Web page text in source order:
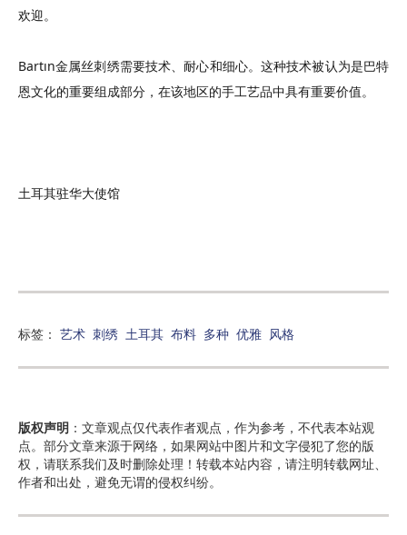
欢迎。
Bartın金属丝刺绣需要技术、耐心和细心。这种技术被认为是巴特
恩文化的重要组成部分，在该地区的手工艺品中具有重要价值。
土耳其驻华大使馆
标签： 艺术 刺绣 土耳其 布料 多种 优雅 风格
版权声明 ：文章观点仅代表作者观点，作为参考，不代表本站观
点。部分文章来源于网络，如果网站中图片和文字侵犯了您的版
权，请联系我们及时删除处理！转载本站内容，请注明转载网址、
作者和出处，避免无谓的侵权纠纷。